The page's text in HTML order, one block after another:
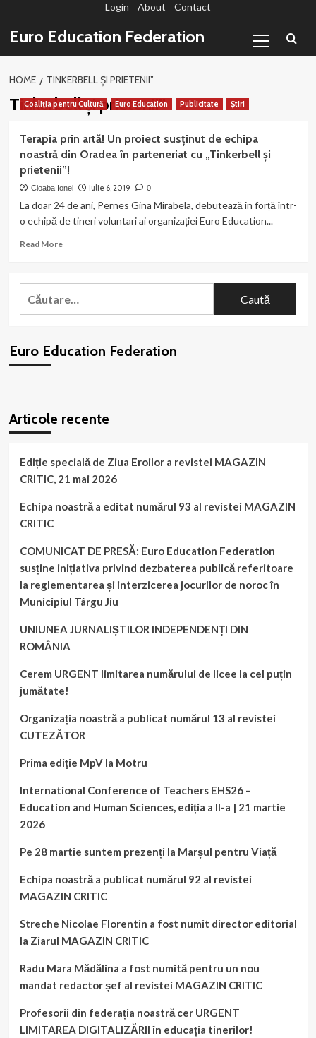
conținut
Login About Contact
Euro Education Federation
Menu
HOME TINKERBELL ȘI PRIETENII”
Tinkerbell și prietenii”
Coaliția pentru Cultură Euro Education Publicitate Știri
Terapia prin artă! Un proiect susținut de echipa
noastră din Oradea în parteneriat cu „Tinkerbell și
prietenii”!
Cioaba Ionel iulie 6, 2019 0
La doar 24 de ani, Pernes Gina Mirabela, debutează în forță într-
o echipă de tineri voluntari ai organizației Euro Education...
Read MoreRead
Terapia
prin
susținut
Oradea
și
Caută
Euro Education Federation
Articole recente
Ediție specială de Ziua Eroilor a revistei MAGAZIN
CRITIC, 21 mai 2026
Echipa noastră a editat numărul 93 al revistei MAGAZIN
CRITIC
COMUNICAT DE PRESĂ: Euro Education Federation
susține inițiativa privind dezbaterea publică referitoare
la reglementarea și interzicerea jocurilor de noroc în
Municipiul Târgu Jiu
UNIUNEA JURNALIȘTILOR INDEPENDENȚI DIN
ROMÂNIA
Cerem URGENT limitarea numărului de licee la cel puțin
jumătate!
Organizația noastră a publicat numărul 13 al revistei
CUTEZĂTOR
Prima ediţie MpV la Motru
International Conference of Teachers EHS26 –
Education and Human Sciences, ediția a II-a | 21 martie
2026
Pe 28 martie suntem prezenți la Marșul pentru Viață
Echipa noastră a publicat numărul 92 al revistei
MAGAZIN CRITIC
Streche Nicolae Florentin a fost numit director editorial
la Ziarul MAGAZIN CRITIC
Radu Mara Mădălina a fost numită pentru un nou
mandat redactor șef al revistei MAGAZIN CRITIC
Profesorii din federația noastră cer URGENT
LIMITAREA DIGITALIZĂRII în educația tinerilor!